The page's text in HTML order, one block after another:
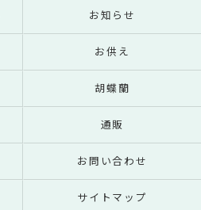
お知らせ
お供え
胡蝶蘭
通販
お問い合わせ
サイトマップ